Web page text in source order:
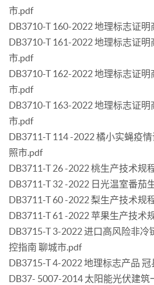
市.pdf
DB3710-T 160-2022 地理标志证明
DB3710-T 161-2022 地理标志证明
市.pdf
DB3710-T 162-2022 地理标志证明
市.pdf
DB3710-T 163-2022 地理标志证明
市.pdf
DB3711-T 114 -2022 橘小实蝇疫
照市.pdf
DB3711-T 26 -2022 桃生产技术规
DB3711-T 32 -2022 日光温室番茄
DB3711-T 60 -2022 梨生产技术规
DB3711-T 61 -2022 苹果生产技术
DB3715-T 3-2022 进口高风险非
控指南 聊城市.pdf
DB3715-T 4-2022 地理标志产品
DB37- 5007-2014 太阳能光伏建筑